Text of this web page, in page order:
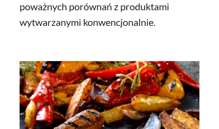
poważnych porównań z produktami
wytwarzanymi konwencjonalnie.